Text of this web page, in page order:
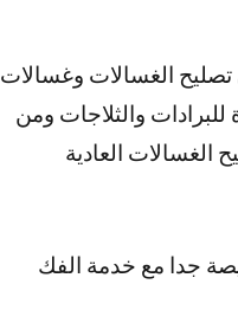
تصليح الغسالات وغسالات
والثلاجات ومن
العادية
رخيصة جدا مع خدمة الفك